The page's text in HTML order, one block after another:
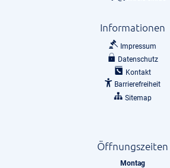
Informationen
Impressum
Datenschutz
Kontakt
Barrierefreiheit
Sitemap
Öffnungszeiten
Montag